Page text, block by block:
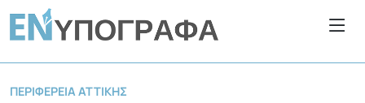
ΠΕΡΙΦΈΡΕΙΑ ΑΤΤΙΚΉΣ